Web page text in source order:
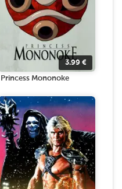
3.99 €
Princess Mononoke